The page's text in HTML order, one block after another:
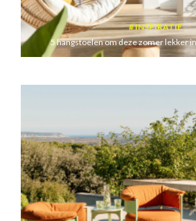
INSPIRATIE
5 hangstoelen om deze zomer lekker